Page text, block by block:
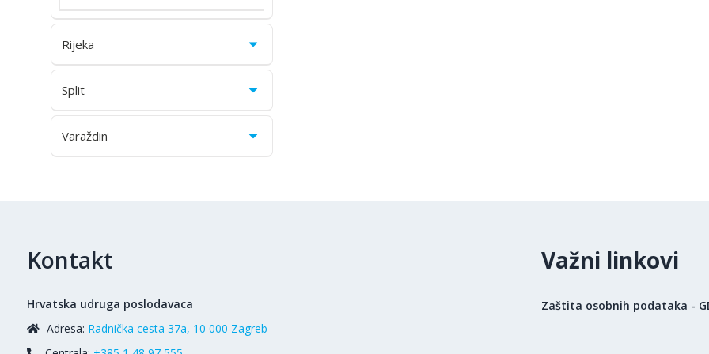
Rijeka
Split
Varaždin
Kontakt
Hrvatska udruga poslodavaca
Adresa: Radnička cesta 37a, 10 000 Zagreb
Važni linkovi
Zaštita osobnih podataka -